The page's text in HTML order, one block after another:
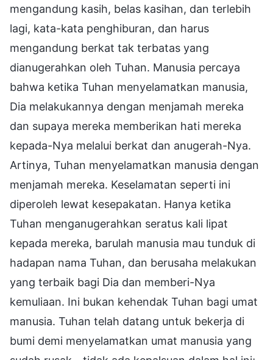
mengandung kasih, belas kasihan, dan terlebih
lagi, kata-kata penghiburan, dan harus
mengandung berkat tak terbatas yang
dianugerahkan oleh Tuhan. Manusia percaya
bahwa ketika Tuhan menyelamatkan manusia,
Dia melakukannya dengan menjamah mereka
dan supaya mereka memberikan hati mereka
kepada-Nya melalui berkat dan anugerah-Nya.
Artinya, Tuhan menyelamatkan manusia dengan
menjamah mereka. Keselamatan seperti ini
diperoleh lewat kesepakatan. Hanya ketika
Tuhan menganugerahkan seratus kali lipat
kepada mereka, barulah manusia mau tunduk di
hadapan nama Tuhan, dan berusaha melakukan
yang terbaik bagi Dia dan memberi-Nya
kemuliaan. Ini bukan kehendak Tuhan bagi umat
manusia. Tuhan telah datang untuk bekerja di
bumi demi menyelamatkan umat manusia yang